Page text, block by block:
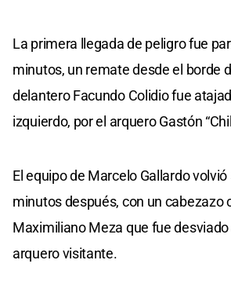
La primera llegada de peligro fue
minutos, un remate desde el borde
delantero Facundo Colidio fue
izquierdo, por el arquero Gastón
El equipo de Marcelo Gallardo
minutos después, con un cabezazo
Maximiliano Meza que fue desviado
arquero visitante.